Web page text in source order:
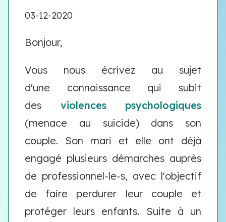
03-12-2020
Bonjour,
Vous nous écrivez au sujet
d'une connaissance qui subit
des violences psychologiques
(menace au suicide) dans son
couple. Son mari et elle ont déjà
engagé plusieurs démarches auprès
de professionnel-le-s, avec l'objectif
de faire perdurer leur couple et
protéger leurs enfants. Suite à un